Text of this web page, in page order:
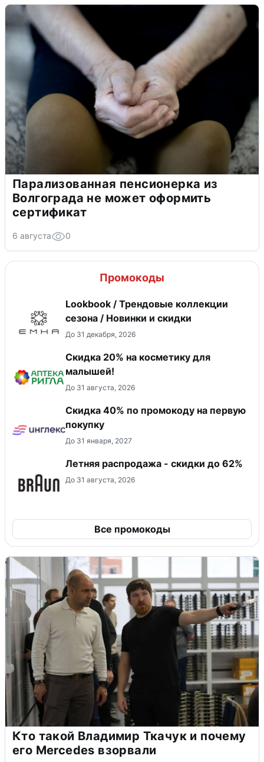
Парализованная пенсионерка из
Волгограда не может оформить
сертификат
6 августа 0
Промокоды
Lookbook / Трендовые коллекции
сезона / Новинки и скидки
До 31 декабря, 2026
Скидка 20% на косметику для
малышей!
До 31 августа, 2026
Скидка 40% по промокоду на первую
покупку
До 31 января, 2027
Летняя распродажа - скидки до 62%
До 31 августа, 2026
Все промокоды
Кто такой Владимир Ткачук и почему
его Mercedes взорвали